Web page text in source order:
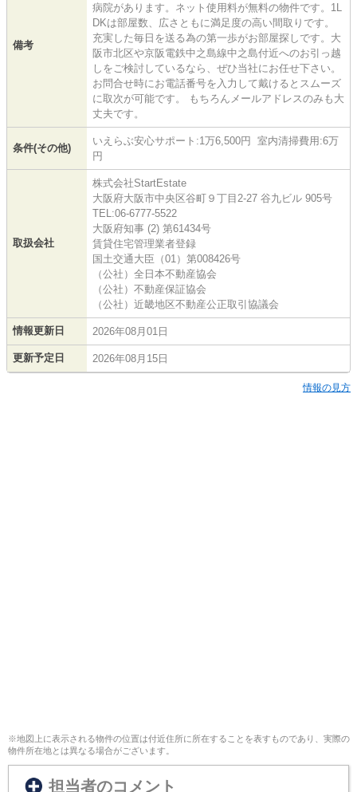
備考
病院があります。ネット使用料が無料の物件です。1L
DKは部屋数、広さともに満足度の高い間取りです。
充実した毎日を送る為の第一歩がお部屋探しです。大
阪市北区や京阪電鉄中之島線中之島付近へのお引っ越
しをご検討しているなら、ぜひ当社にお任せ下さい。
お問合せ時にお電話番号を入力して戴けるとスムーズ
に取次が可能です。 もちろんメールアドレスのみも大
丈夫です。
条件(その他)
いえらぶ安心サポート:1万6,500円 室内清掃費用:6万
円
取扱会社
株式会社StartEstate
大阪府大阪市中央区谷町９丁目2-27 谷九ビル 905号
TEL:06-6777-5522
大阪府知事 (2) 第61434号
賃貸住宅管理業者登録
国土交通大臣（01）第008426号
（公社）全日本不動産協会
（公社）不動産保証協会
（公社）近畿地区不動産公正取引協議会
情報更新日 2026年08月01日
更新予定日 2026年08月15日
情報の見方
※地図上に表示される物件の位置は付近住所に所在することを表すものであり、実際の
物件所在地とは異なる場合がございます。
担当者のコメント